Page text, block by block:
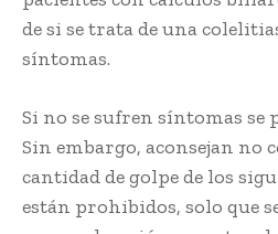
de si se trata de una
síntomas.
Si no se sufren síntomas se
Sin embargo, aconsejan no
cantidad de golpe de los
están prohibidos, solo que